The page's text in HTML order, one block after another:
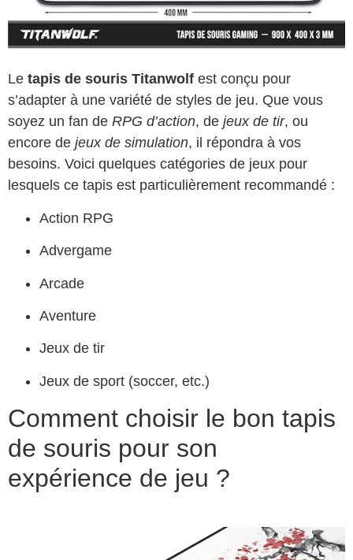
Le tapis de souris Titanwolf est conçu pour
s’adapter à une variété de styles de jeu. Que vous
soyez un fan de RPG d’action, de jeux de tir, ou
encore de jeux de simulation, il répondra à vos
besoins. Voici quelques catégories de jeux pour
lesquels ce tapis est particulièrement recommandé :
Action RPG
Advergame
Arcade
Aventure
Jeux de tir
Jeux de sport (soccer, etc.)
Comment choisir le bon tapis
de souris pour son
expérience de jeu ?